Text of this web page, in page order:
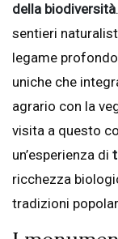
della biodiversità
sentieri
legame
uniche che
agrario con la
visita a questo
un’esperienza di
ricchezza
tradizioni